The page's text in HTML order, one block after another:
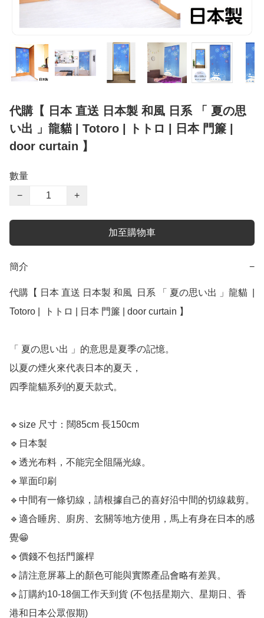
代購【 日本 直送 日本製 和風 日系 「 夏の思
い出 」龍貓 | Totoro | トトロ | 日本 門簾 |
door curtain 】
數量
−
+
加至購物車
簡介 −
代購【 日本 直送 日本製 和風  日系 「 夏の思い出 」龍貓  |
Totoro |  トトロ | 日本 門簾 | door curtain 】
「 夏の思い出 」的意思是夏季の記憶。
以夏の煙火來代表日本的夏天，
四季龍貓系列的夏天款式。
🔹size 尺寸：闊85cm 長150cm
🔹日本製
🔹透光布料，不能完全阻隔光線。
🔹單面印刷
🔹中間有一條切線，請根據自己的喜好沿中間的切線裁剪。
🔹適合睡房、廚房、玄關等地方使用，馬上有身在日本的感
覺😁
🔹價錢不包括門簾桿
🔹請注意屏幕上的顏色可能與實際產品會略有差異。
🔹訂購約10-18個工作天到貨 (不包括星期六、星期日、香
港和日本公眾假期) ﻿